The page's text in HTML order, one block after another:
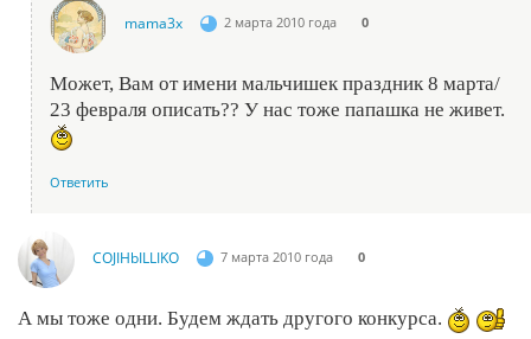
mama3x 2 марта 2010 года 0
Может, Вам от имени мальчишек праздник 8 марта/
23 февраля описать?? У нас тоже папашка не живет.
Ответить
COJIHbILLIKO 7 марта 2010 года 0
А мы тоже одни. Будем ждать другого конкурса.